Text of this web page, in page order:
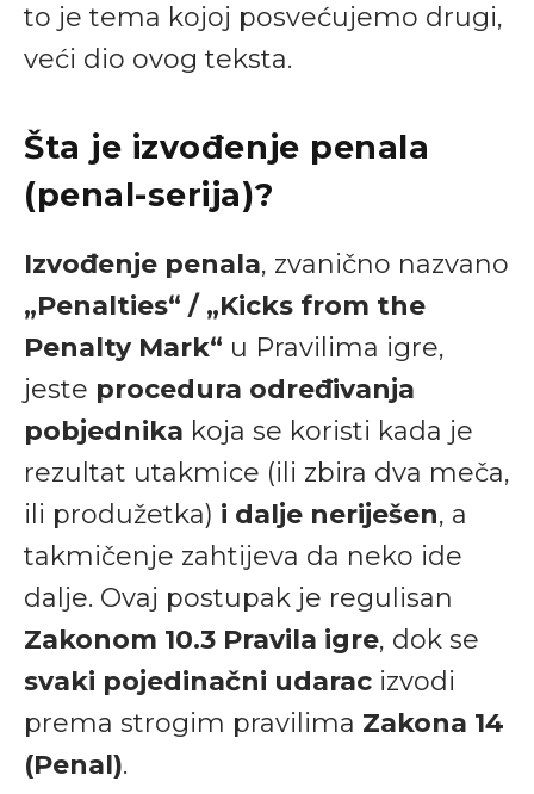
to je tema kojoj posvećujemo drugi,
veći dio ovog teksta.
Šta je izvođenje penala
(penal-serija)?
Izvođenje penala, zvanično nazvano
„Penalties“ / „Kicks from the
Penalty Mark“ u Pravilima igre,
jeste procedura određivanja
pobjednika koja se koristi kada je
rezultat utakmice (ili zbira dva meča,
ili produžetka) i dalje neriješen, a
takmičenje zahtijeva da neko ide
dalje. Ovaj postupak je regulisan
Zakonom 10.3 Pravila igre, dok se
svaki pojedinačni udarac izvodi
prema strogim pravilima Zakona 14
(Penal).